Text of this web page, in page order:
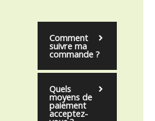
Comment
suivre ma
commande ?
Quels
moyens de
paiement
acceptez-